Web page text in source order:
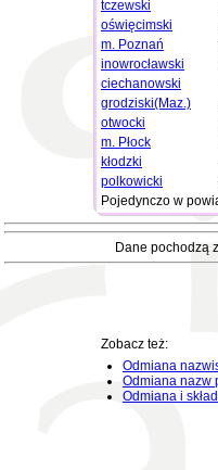
tczewski
oświęcimski
m. Poznań
inowrocławski
ciechanowski
grodziski(Maz.)
otwocki
m. Płock
kłodzki
polkowicki
Pojedynczo w
Dane pochodzą
Zobacz też:
Odmiana
Odmiana nazw
Odmiana i